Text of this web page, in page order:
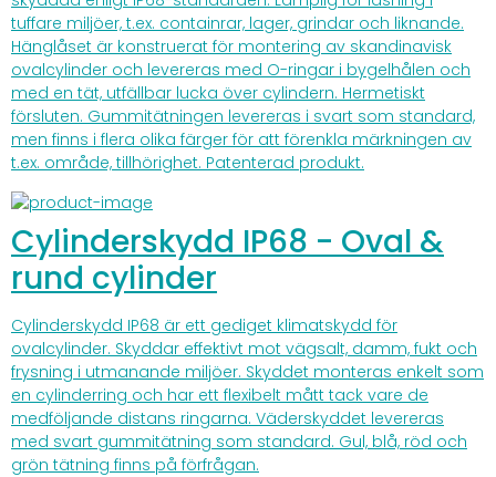
tuffare miljöer, t.ex. containrar, lager, grindar och liknande.
Hänglåset är konstruerat för montering av skandinavisk
ovalcylinder och levereras med O-ringar i bygelhålen och
med en tät, utfällbar lucka över cylindern. Hermetiskt
försluten. Gummitätningen levereras i svart som standard,
men finns i flera olika färger för att förenkla märkningen av
t.ex. område, tillhörighet. Patenterad produkt.
Cylinderskydd IP68 - Oval &
rund cylinder
Cylinderskydd IP68 är ett gediget klimatskydd för
ovalcylinder. Skyddar effektivt mot vägsalt, damm, fukt och
frysning i utmanande miljöer. Skyddet monteras enkelt som
en cylinderring och har ett flexibelt mått tack vare de
medföljande distans ringarna. Väderskyddet levereras
med svart gummitätning som standard. Gul, blå, röd och
grön tätning finns på förfrågan.